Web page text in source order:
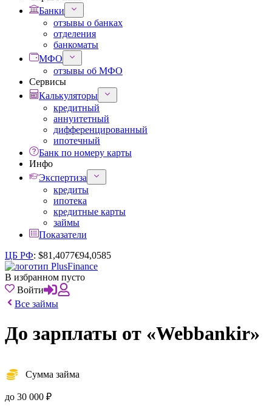
Банки
отзывы о банках
отделения
банкоматы
МФО
отзывы об МФО
Сервисы
Калькуляторы
кредитный
аннуитетный
дифференцированный
ипотечный
Банк по номеру карты
Инфо
Экспертиза
кредиты
ипотека
кредитные карты
займы
Показатели
ЦБ РФ: $81,4077€94,0585
В избранном пусто
Войти
Все займы
До зарплаты от «Webbankir»
Сумма займа
до 30 000 ₽